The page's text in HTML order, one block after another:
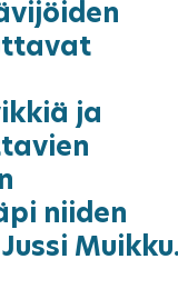
ja
niiden
Muikku.